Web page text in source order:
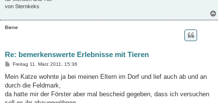
von Sternkeks
Biene
Re: bemerkenswerte Erlebnisse mit Tieren
B
i
r
a
Freitag 11. März 2011, 15:36
Mein Katze wohnte ja bei meinen Eltern im Dorf und lief auch ab und an
durch die Feldmark,
da hatte mir der Förster aber mal bescheid gegeben, dass ich versuchen